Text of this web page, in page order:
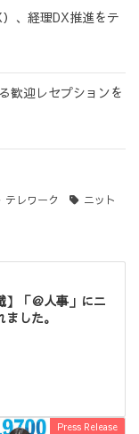
、経理DX推進をテ
歓迎レセプションを
テレワーク
ニット
】「＠人事」にニ
した。
Press Release